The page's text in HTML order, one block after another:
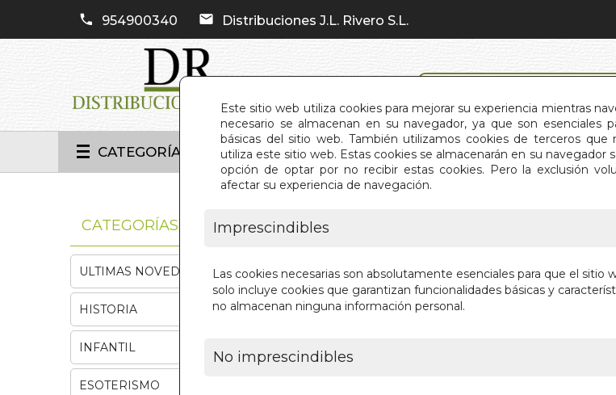
Este sitio web utiliza cookies para mejorar su experiencia mientras
necesario se almacenan en su navegador, ya que son esenciales
básicas del sitio web. También utilizamos cookies de terceros
utiliza este sitio web. Estas cookies se almacenarán en su
opción de optar por no recibir estas cookies. Pero la exclusión
afectar su experiencia de navegación.
Imprescindibles
Las cookies necesarias son absolutamente esenciales para que el
solo incluye cookies que garantizan funcionalidades básicas y
no almacenan ninguna información personal.
No imprescindibles
954900340 Distribuciones J.L. Rivero S.L.
CATEGORÍAS INICIO QUIÉNES
CATEGORÍAS
ULTIMAS NOVEDADES
HISTORIA
INFANTIL
ESOTERISMO